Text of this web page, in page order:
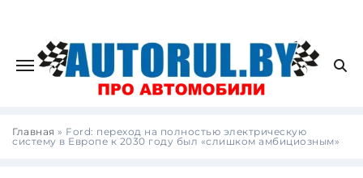
Главная » Ford: переход на полностью электрическую
систему в Европе к 2030 году был «слишком амбициозным»